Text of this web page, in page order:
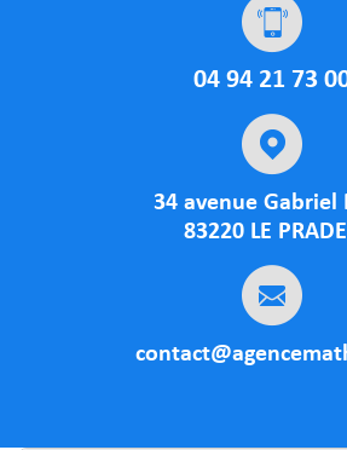
04 94 21 73
34 avenue Gabriel
83220 LE